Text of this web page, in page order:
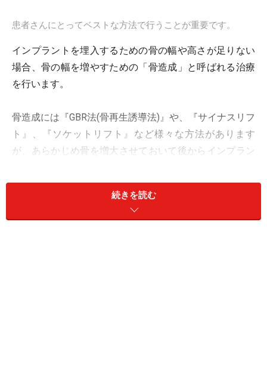
患者さんにとってベストな方法で行うことが重要です。
インプラントを埋入するための骨の幅や高さが足りない
場合、骨の幅を増やすための「骨造成」と呼ばれる治療
を行います。
骨造成には『GBR法(骨再生誘導法)』や、『サイナスリフ
ト』、『ソケットリフト』など様々な方法があります
が、あらかじめ骨を増大させておいて後からインプラン
入と同時に骨造成を行う治療法があり、患者様の様々な
状況をもとに歯科医師の判断によって選択されます。
続きを読む